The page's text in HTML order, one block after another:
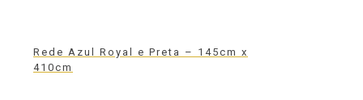
Rede Azul Royal e Preta – 145cm x
410cm